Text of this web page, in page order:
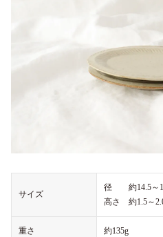
サイズ
径 約14.5～
高さ 約1.5～
重さ 約135g